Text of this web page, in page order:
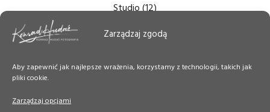
Zarządzaj zgodą
Aby zapewnić jak najlepsze wrażenia, korzystamy z technologii, takich jak
pliki cookie.
Zarządzaj opcjami
Studio(12)
Zdjęcia bezcieniowe
Zdjęcia do dokumentów
Zdjęcia ślubne(14)